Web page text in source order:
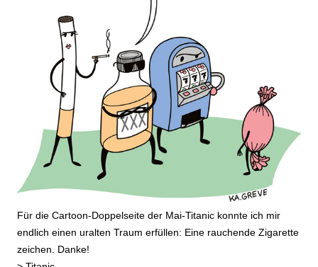
Für die Cartoon-Doppelseite der Mai-Titanic konnte ich mir
endlich einen uralten Traum erfüllen: Eine rauchende Zigarette
zeichen. Danke!